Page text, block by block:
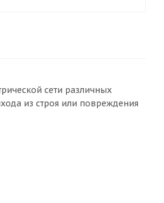
сети различных
из строя или повреждения